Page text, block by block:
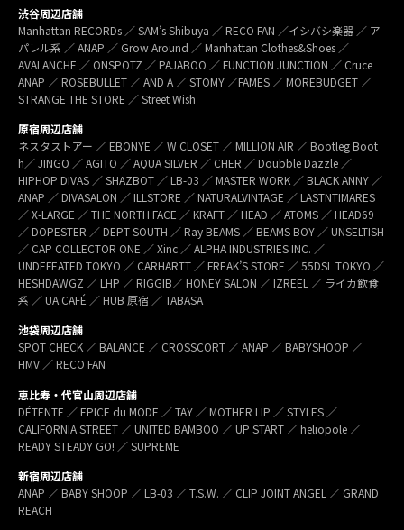
渋谷周辺店舗
Manhattan RECORDs ／ SAM’s Shibuya ／ RECO FAN ／イシバシ楽器 ／ ア
パレル系 ／ ANAP ／ Grow Around ／ Manhattan Clothes&Shoes ／
AVALANCHE ／ ONSPOTZ ／ PAJABOO ／ FUNCTION JUNCTION ／ Cruce
ANAP ／ ROSEBULLET ／ AND A ／ STOMY ／FAMES ／ MOREBUDGET ／
STRANGE THE STORE ／ Street Wish
原宿周辺店舗
ネスタストアー ／ EBONYE ／ W CLOSET ／ MILLION AIR ／ Bootleg Boot
h／ JINGO ／ AGITO ／ AQUA SILVER ／ CHER ／ Doubble Dazzle ／
HIPHOP DIVAS ／ SHAZBOT ／ LB-03 ／ MASTER WORK ／ BLACK ANNY ／
ANAP ／ DIVASALON ／ ILLSTORE ／ NATURALVINTAGE ／ LASTNTIMARES
／ X-LARGE ／ THE NORTH FACE ／ KRAFT ／ HEAD ／ ATOMS ／ HEAD69
／ DOPESTER ／ DEPT SOUTH ／ Ray BEAMS ／ BEAMS BOY ／ UNSELTISH
／ CAP COLLECTOR ONE ／ Xinc ／ ALPHA INDUSTRIES INC. ／
UNDEFEATED TOKYO ／ CARHARTT ／ FREAK’S STORE ／ 55DSL TOKYO ／
HESHDAWGZ ／ LHP ／ RIGGIB／ HONEY SALON ／ IZREEL ／ ライカ飲食
系 ／ UA CAFÉ ／ HUB 原宿 ／ TABASA
池袋周辺店舗
SPOT CHECK ／ BALANCE ／ CROSSCORT ／ ANAP ／ BABYSHOOP ／
HMV ／ RECO FAN
恵比寿・代官山周辺店舗
DÉTENTE ／ EPICE du MODE ／ TAY ／ MOTHER LIP ／ STYLES ／
CALIFORNIA STREET ／ UNITED BAMBOO ／ UP START ／ heliopole ／
READY STEADY GO! ／ SUPREME
新宿周辺店舗
ANAP ／ BABY SHOOP ／ LB-03 ／ T.S.W. ／ CLIP JOINT ANGEL ／ GRAND
REACH